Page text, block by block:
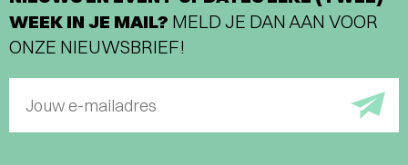
WEEK IN JE MAIL? MELD JE DAN AAN VOOR
ONZE NIEUWSBRIEF!
Jouw e-mailadres